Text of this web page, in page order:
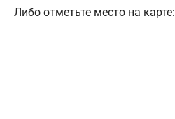
Либо отметьте место на карте: